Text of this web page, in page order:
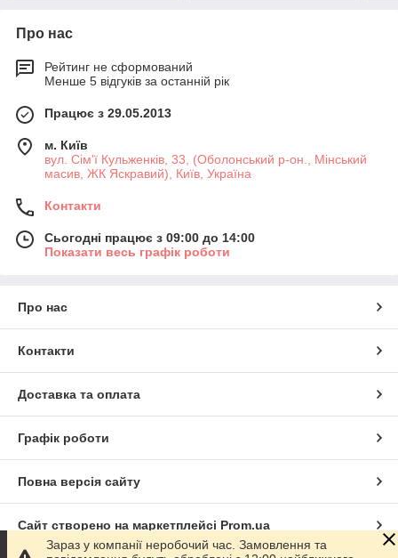
Про нас
Рейтинг не сформований
Менше 5 відгуків за останній рік
Працює з 29.05.2013
м. Київ
вул. Сім'ї Кульженків, 33, (Оболонський р-он., Мінський
масив, ЖК Яскравий), Київ, Україна
Контакти
Сьогодні працює з 09:00 до 14:00
Показати весь графік роботи
Про нас
Контакти
Доставка та оплата
Графік роботи
Повна версія сайту
Сайт створено на маркетплейсі Prom.ua
Зараз у компанії неробочий час. Замовлення та